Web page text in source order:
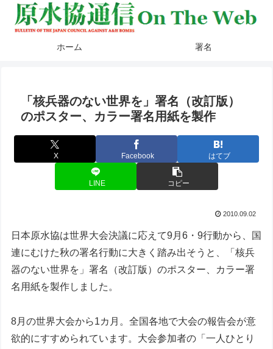
ホーム 署名
「核兵器のない世界を」署名（改訂版）
のポスター、カラー署名用紙を製作
X Facebook はてブ
LINE コピー
2010.09.02
日本原水協は世界大会決議に応えて9月6・9行動から、国
連にむけた秋の署名行動に大きく踏み出そうと、「核兵
器のない世界を」署名（改訂版）のポスター、カラー署
名用紙を製作しました。
8月の世界大会から1カ月。全国各地で大会の報告会が意
欲的にすすめられています。大会参加者の「一人ひとり